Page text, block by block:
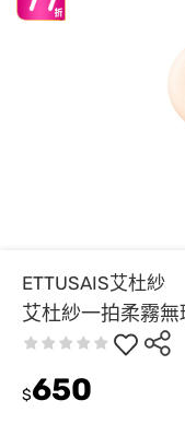
ETTUSAIS艾杜紗
艾杜紗一拍柔霧
$650